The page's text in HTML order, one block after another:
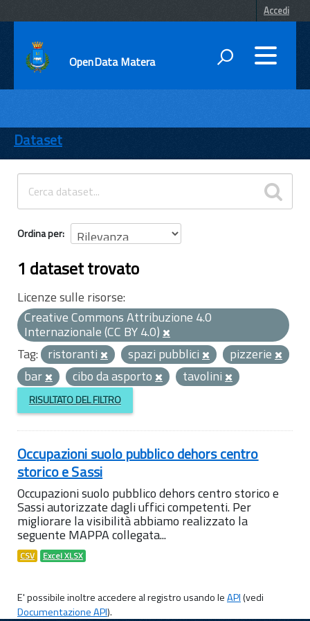
Accedi
OpenData Matera
ENTI
TEMI
INFORMAZIONI
Dataset
Ordina per
1 dataset trovato
Licenze sulle risorse:
Creative Commons Attribuzione 4.0
Internazionale (CC BY 4.0)
Tag: ristoranti spazi pubblici
pizzerie
bar
cibo da asporto tavolini
RISULTATO DEL FILTRO
Occupazioni suolo pubblico dehors centro
storico e Sassi
Occupazioni suolo pubblico dehors centro storico e
Sassi autorizzate dagli uffici competenti. Per
migliorare la visibilità abbiamo realizzato la
seguente MAPPA collegata...
CSV Excel XLSX
E' possibile inoltre accedere al registro usando leAPI(vedi
Documentazione API).